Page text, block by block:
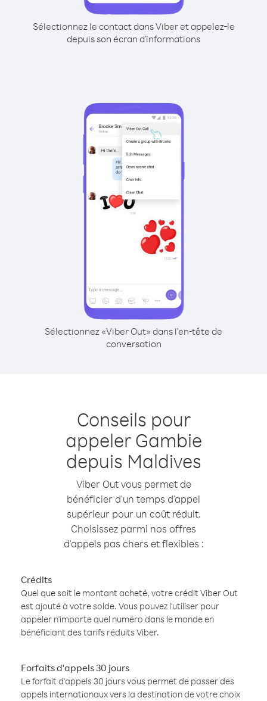
Sélectionnez le contact dans Viber et appelez-le
depuis son écran d'informations
Sélectionnez «Viber Out» dans l'en-tête de
conversation
Conseils pour
appeler Gambie
depuis Maldives
Viber Out vous permet de
bénéficier d'un temps d'appel
supérieur pour un coût réduit.
Choisissez parmi nos offres
d'appels pas chers et flexibles :
Crédits
Quel que soit le montant acheté, votre crédit Viber Out
est ajouté à votre solde. Vous pouvez l'utiliser pour
appeler n'importe quel numéro dans le monde en
bénéficiant des tarifs réduits Viber.
Forfaits d'appels 30 jours
Le forfait d'appels 30 jours vous permet de passer des
appels internationaux vers la destination de votre choix